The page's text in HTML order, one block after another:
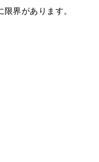
界があります。